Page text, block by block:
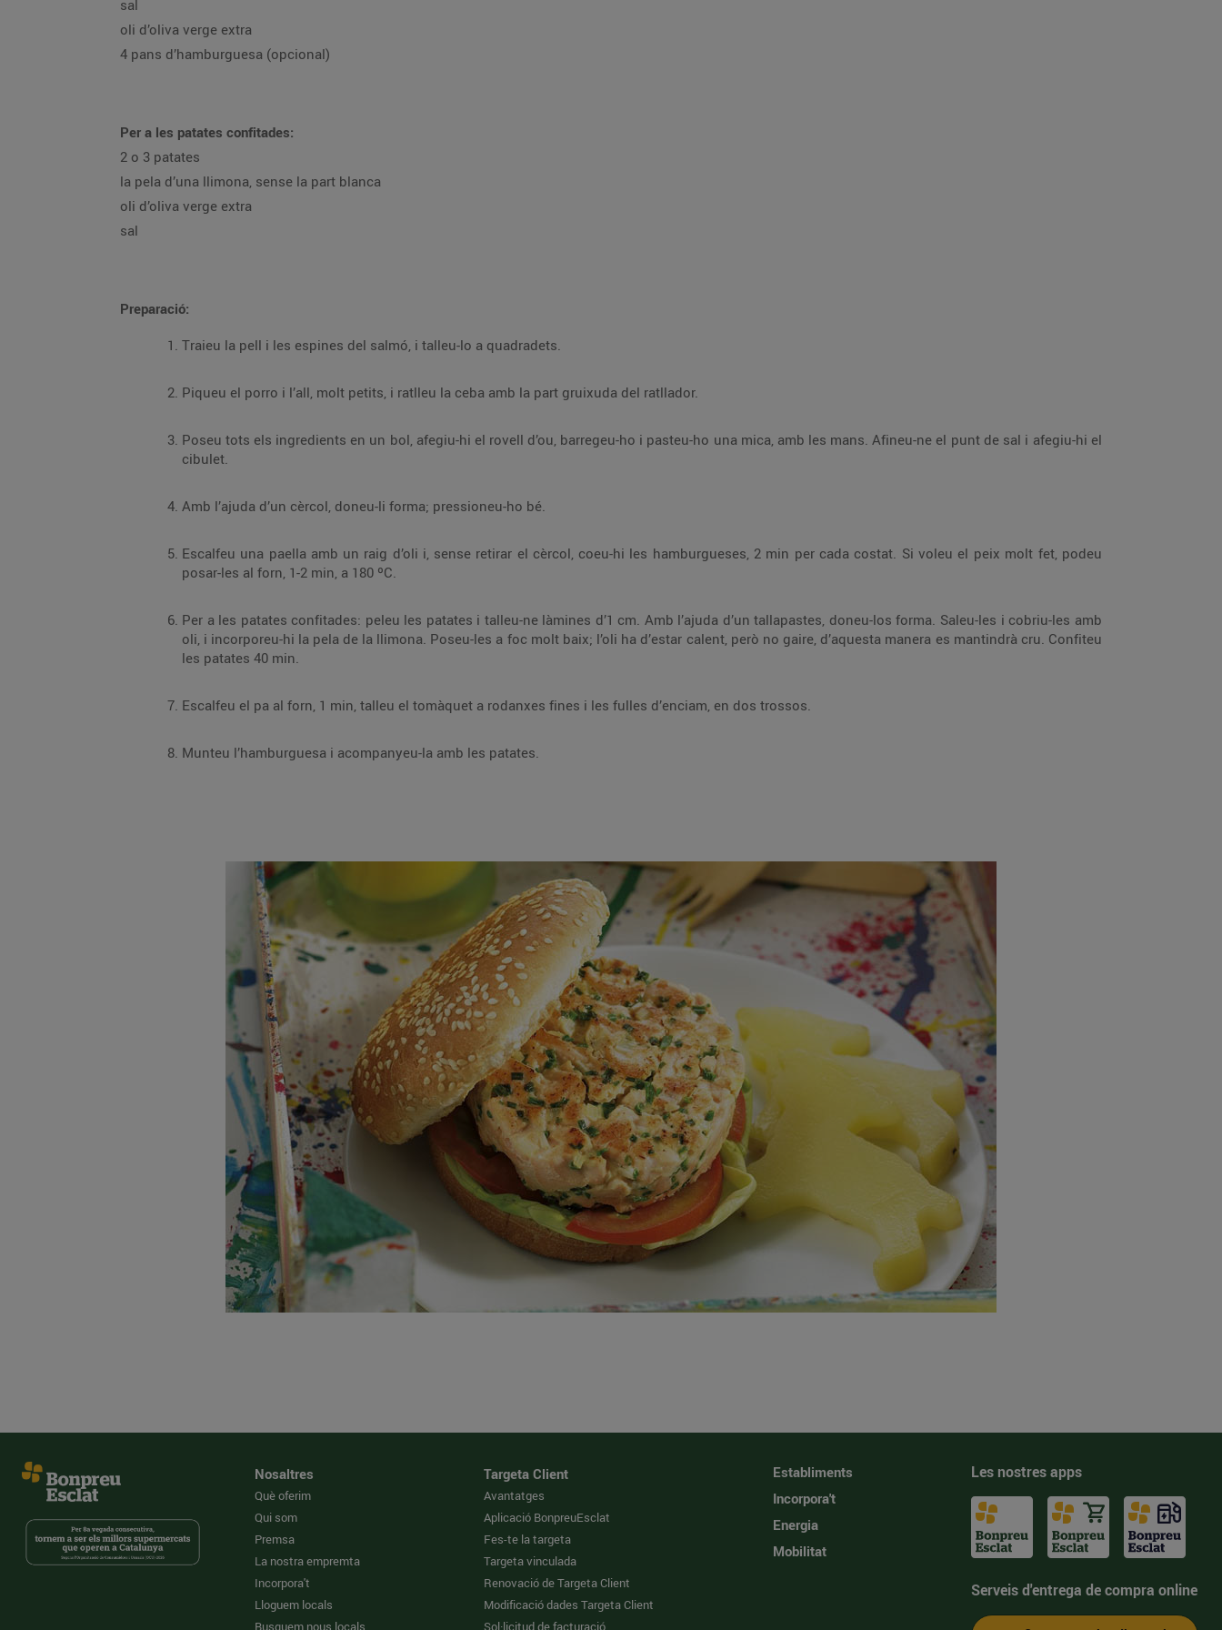
sal
oli d’oliva verge extra
4 pans d’hamburguesa (opcional)
Per a les patates confitades:
2 o 3 patates
la pela d’una llimona, sense la part blanca
oli d’oliva verge extra
sal
Preparació:
Traieu la pell i les espines del salmó, i talleu-lo a quadradets.
Piqueu el porro i l’all, molt petits, i ratlleu la ceba amb la part gruixuda del ratllador.
Poseu tots els ingredients en un bol, afegiu-hi el rovell d’ou, barregeu-ho i pasteu-ho una mica, amb les mans. Afineu-ne el punt de sal i afegiu-hi el
cibulet.
Amb l’ajuda d’un cèrcol, doneu-li forma; pressioneu-ho bé.
Escalfeu una paella amb un raig d’oli i, sense retirar el cèrcol, coeu-hi les hamburgueses, 2 min per cada costat. Si voleu el peix molt fet, podeu
posar-les al forn, 1-2 min, a 180 ºC.
Per a les patates confitades: peleu les patates i talleu-ne làmines d’1 cm. Amb l’ajuda d’un tallapastes, doneu-los forma. Saleu-les i cobriu-les amb
oli, i incorporeu-hi la pela de la llimona. Poseu-les a foc molt baix; l’oli ha d’estar calent, però no gaire, d’aquesta manera es mantindrà cru. Confiteu
les patates 40 min.
Escalfeu el pa al forn, 1 min, talleu el tomàquet a rodanxes fines i les fulles d’enciam, en dos trossos.
Munteu l’hamburguesa i acompanyeu-la amb les patates.
Nosaltres
Què oferim
Qui som
Premsa
La nostra empremta
Incorpora't
Lloguem locals
Busquem nous locals
Targeta Client
Avantatges
Aplicació BonpreuEsclat
Fes-te la targeta
Targeta vinculada
Renovació de Targeta Client
Modificació dades Targeta Client
Sol·licitud de facturació
Establiments
Incorpora't
Energia
Mobilitat
Les nostres apps
Serveis d'entrega de compra online